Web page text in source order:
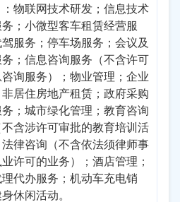
物联网技术研发；信息技术
；小微型客车租赁经营服
服务；停车场服务；会议及
务；信息咨询服务（不含许可
询服务）；物业管理；企业
居住房地产租赁；政府采购
；城市绿化管理；教育咨询
不含涉许可审批的教育培训活
律咨询（不含依法须律师事
许可的业务）；酒店管理；
代办服务；机动车充电销
休闲活动。